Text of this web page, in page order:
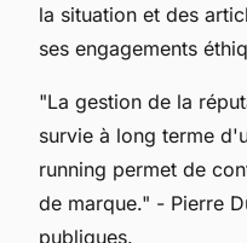
la situation et des
ses engagements
"La gestion de la
survie à long terme
running permet de
de marque." - Pierre
publiques.